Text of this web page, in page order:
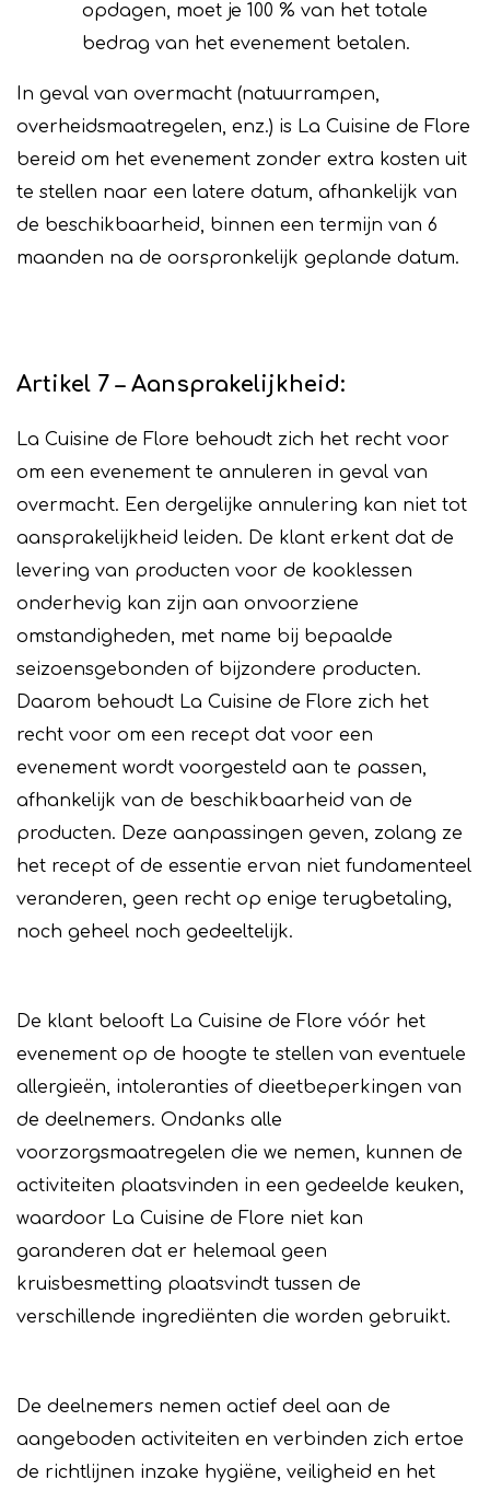
opdagen, moet je 100 % van het totale
bedrag van het evenement betalen.
In geval van overmacht (natuurrampen,
overheidsmaatregelen, enz.) is La Cuisine de Flore
bereid om het evenement zonder extra kosten uit
te stellen naar een latere datum, afhankelijk van
de beschikbaarheid, binnen een termijn van 6
maanden na de oorspronkelijk geplande datum.
Artikel 7 – Aansprakelijkheid:
La Cuisine de Flore behoudt zich het recht voor
om een evenement te annuleren in geval van
overmacht. Een dergelijke annulering kan niet tot
aansprakelijkheid leiden. De klant erkent dat de
levering van producten voor de kooklessen
onderhevig kan zijn aan onvoorziene
omstandigheden, met name bij bepaalde
seizoensgebonden of bijzondere producten.
Daarom behoudt La Cuisine de Flore zich het
recht voor om een recept dat voor een
evenement wordt voorgesteld aan te passen,
afhankelijk van de beschikbaarheid van de
producten. Deze aanpassingen geven, zolang ze
het recept of de essentie ervan niet fundamenteel
veranderen, geen recht op enige terugbetaling,
noch geheel noch gedeeltelijk.
De klant belooft La Cuisine de Flore vóór het
evenement op de hoogte te stellen van eventuele
allergieën, intoleranties of dieetbeperkingen van
de deelnemers. Ondanks alle
voorzorgsmaatregelen die we nemen, kunnen de
activiteiten plaatsvinden in een gedeelde keuken,
waardoor La Cuisine de Flore niet kan
garanderen dat er helemaal geen
kruisbesmetting plaatsvindt tussen de
verschillende ingrediënten die worden gebruikt.
De deelnemers nemen actief deel aan de
aangeboden activiteiten en verbinden zich ertoe
de richtlijnen inzake hygiëne, veiligheid en het